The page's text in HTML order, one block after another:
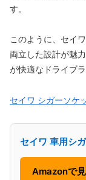
す。
このように、セイ
両立した設計が魅
が快適なドライブ
セイワ シガーソケ
セイワ 車用シ
Amazonで